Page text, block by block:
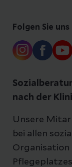
Folgen Sie uns
nach der
Unsere
bei allen
Organisation